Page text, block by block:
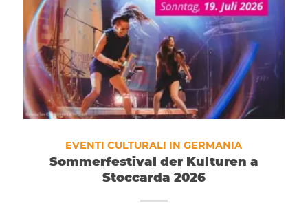
EVENTI CULTURALI IN GERMANIA
Sommerfestival der Kulturen a
Stoccarda 2026